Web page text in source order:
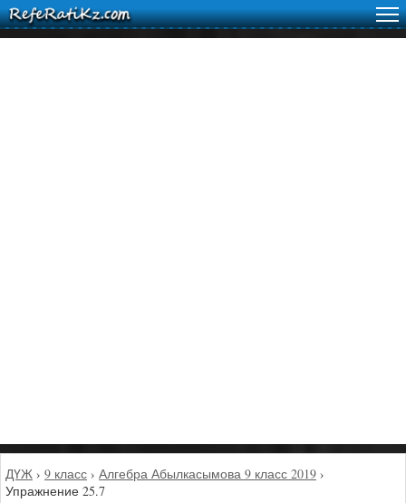
ДҮЖ › 9 класс › Алгебра Абылкасымова 9 класс 2019 ›
Упражнение 25.7